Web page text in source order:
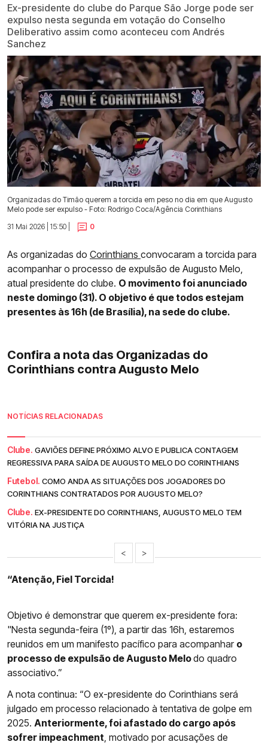
Ex-presidente do clube do Parque São Jorge pode ser
expulso nesta segunda em votação do Conselho
Deliberativo assim como aconteceu com Andrés
Sanchez
Organizadas do Timão querem a torcida em peso no dia em que Augusto
Melo pode ser expulso - Foto: Rodrigo Coca/Agência Corinthians
31 Mai 2026 | 15:50 |
0
As organizadas do Corinthians convocaram a torcida para
acompanhar o processo de expulsão de Augusto Melo,
atual presidente do clube. O movimento foi anunciado
neste domingo (31). O objetivo é que todos estejam
presentes às 16h (de Brasília), na sede do clube.
Confira a nota das Organizadas do
Corinthians contra Augusto Melo
NOTÍCIAS RELACIONADAS
Clube. GAVIÕES DEFINE PRÓXIMO ALVO E PUBLICA CONTAGEM
REGRESSIVA PARA SAÍDA DE AUGUSTO MELO DO CORINTHIANS
Futebol. COMO ANDA AS SITUAÇÕES DOS JOGADORES DO
CORINTHIANS CONTRATADOS POR AUGUSTO MELO?
Clube. EX-PRESIDENTE DO CORINTHIANS, AUGUSTO MELO TEM
VITÓRIA NA JUSTIÇA
< >
“Atenção, Fiel Torcida!
Objetivo é demonstrar que querem ex-presidente fora:
"Nesta segunda-feira (1º), a partir das 16h, estaremos
reunidos em um manifesto pacífico para acompanhar o
processo de expulsão de Augusto Melodo quadro
associativo.”
A nota continua: “O ex-presidente do Corinthians será
julgado em processo relacionado à tentativa de golpe em
2025. Anteriormente, foi afastado do cargo após
sofrer impeachment , motivado por acusações de